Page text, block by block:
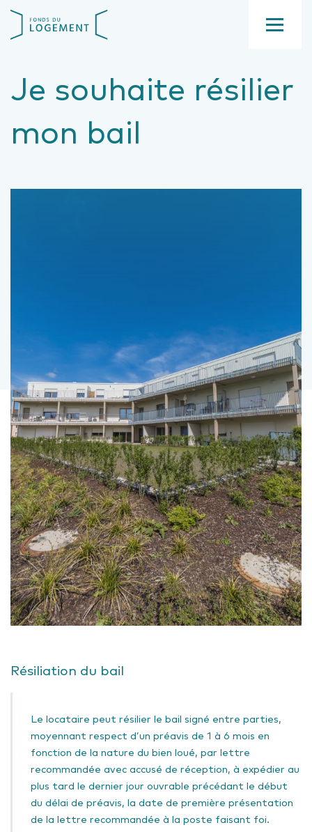
contenu
Je souhaite résilier
mon bail
Résiliation du bail
Le locataire peut résilier le bail signé entre parties,
moyennant respect d’un préavis de 1 à 6 mois en
fonction de la nature du bien loué, par lettre
recommandée avec accusé de réception, à expédier au
plus tard le dernier jour ouvrable précédant le début
du délai de préavis, la date de première présentation
de la lettre recommandée à la poste faisant foi.